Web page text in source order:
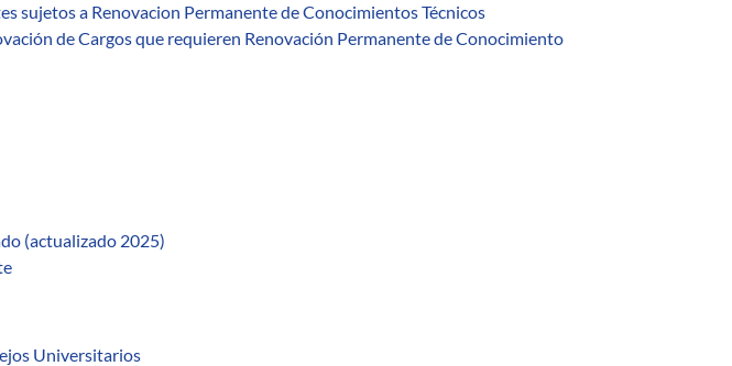
sujetos a Renovacion Permanente de Conocimientos Técnicos
de Cargos que requieren Renovación Permanente de Conocimiento
(actualizado 2025)
Universitarios